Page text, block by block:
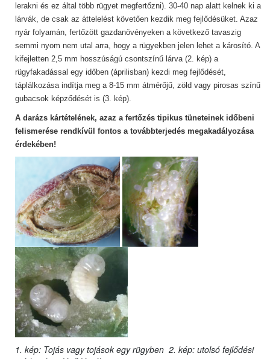
lerakni és ez által több rügyet megfertőzni). 30-40 nap alatt kelnek ki a
lárvák, de csak az áttelelést követően kezdik meg fejlődésüket. Azaz
nyár folyamán, fertőzött gazdanövényeken a következő tavaszig
semmi nyom nem utal arra, hogy a rügyekben jelen lehet a károsító. A
kifejletten 2,5 mm hosszúságú csontszínű lárva (2. kép) a
rügyfakadással egy időben (áprilisban) kezdi meg fejlődését,
táplálkozása indítja meg a 8-15 mm átmérőjű, zöld vagy pirosas színű
gubacsok képződését is (3. kép).
A darázs kártételének, azaz a fertőzés tipikus tüneteinek időbeni
felismerése rendkívül fontos a továbbterjedés megakadályozása
érdekében!
1. kép: Tojás vagy tojások egy rügyben 2. kép: utolsó fejlődési